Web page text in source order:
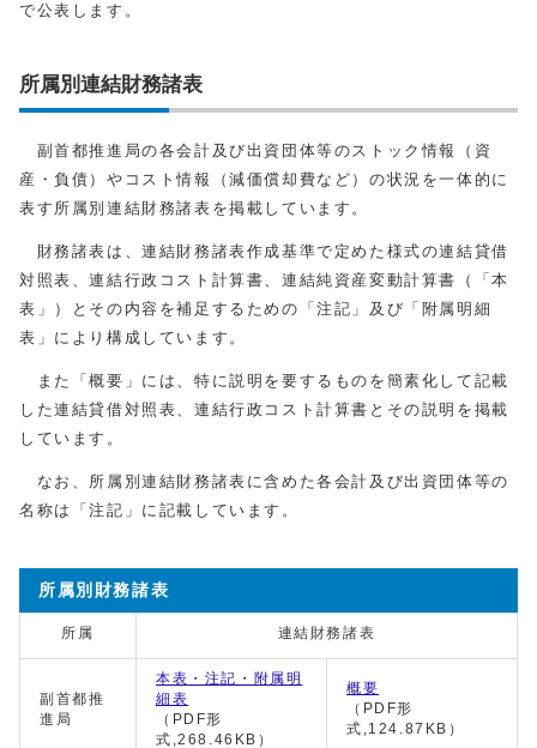
で公表します。
所属別連結財務諸表
副首都推進局の各会計及び出資団体等のストック情報（資
産・負債）やコスト情報（減価償却費など）の状況を一体的に
表す所属別連結財務諸表を掲載しています。
財務諸表は、連結財務諸表作成基準で定めた様式の連結貸借
対照表、連結行政コスト計算書、連結純資産変動計算書（「本
表」）とその内容を補足するための「注記」及び「附属明細
表」により構成しています。
また「概要」には、特に説明を要するものを簡素化して記載
した連結貸借対照表、連結行政コスト計算書とその説明を掲載
しています。
なお、所属別連結財務諸表に含めた各会計及び出資団体等の
名称は「注記」に記載しています。
所属別財務諸表
所属 連結財務諸表
副首都推
進局
本表・注記・附属明
細表
（PDF形
式,268.46KB）
概要
（PDF形
式,124.87KB）